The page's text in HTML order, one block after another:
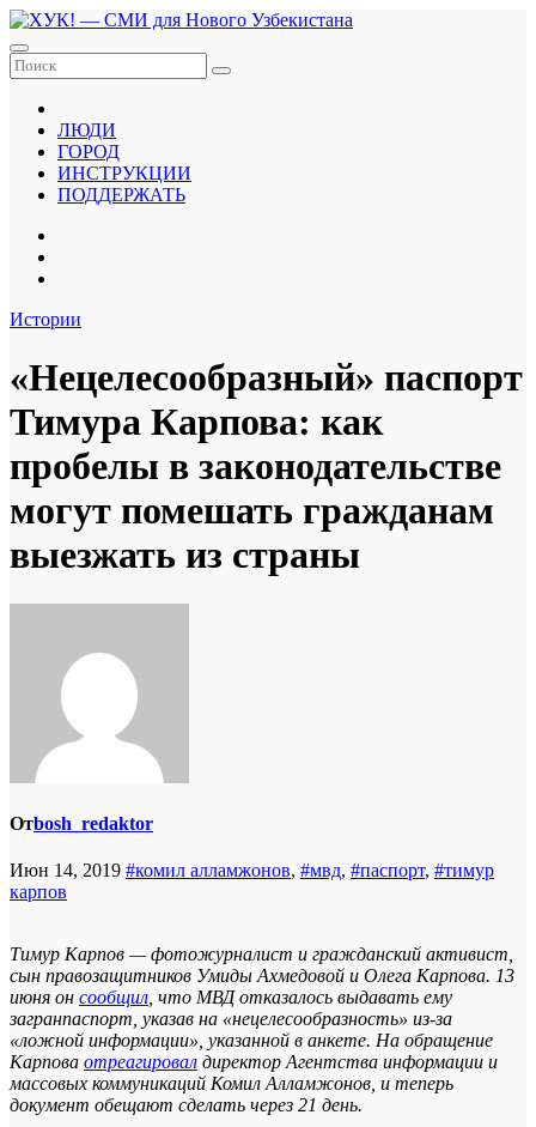
Перейти
к
содержанию
ЛЮДИ
ГОРОД
ИНСТРУКЦИИ
ПОДДЕРЖАТЬ
Истории
«Нецелесообразный» паспорт
Тимура Карпова: как
пробелы в законодательстве
могут помешать гражданам
выезжать из страны
Отbosh_redaktor
Июн 14, 2019 #комил алламжонов, #мвд, #паспорт, #тимур
карпов
Тимур Карпов — фотожурналист и гражданский активист,
сын правозащитников Умиды Ахмедовой и Олега Карпова. 13
июня он сообщил, что МВД отказалось выдавать ему
загранпаспорт, указав на «нецелесообразность» из-за
«ложной информации», указанной в анкете. На обращение
Карпова отреагировал директор Агентства информации и
массовых коммуникаций Комил Алламжонов, и теперь
документ обещают сделать через 21 день.